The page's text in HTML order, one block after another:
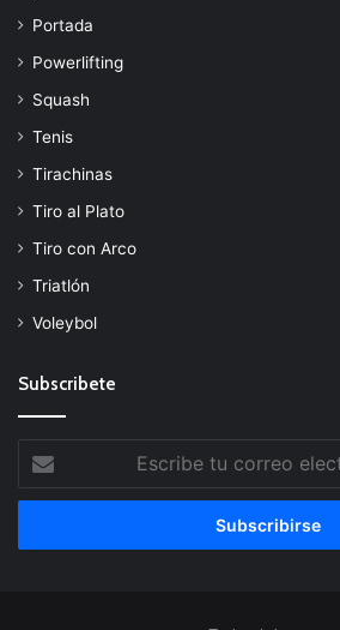
Portada
Powerlifting
Squash
Tenis
Tirachinas
Tiro al Plato
Tiro con Arco
Triatlón
Voleybol
Subscribete
tu
correo